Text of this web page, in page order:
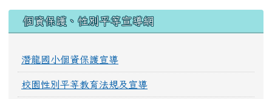
個資保護、性別平等宣導網
潛龍國小個資保護宣導
校園性別平等教育法規及宣導